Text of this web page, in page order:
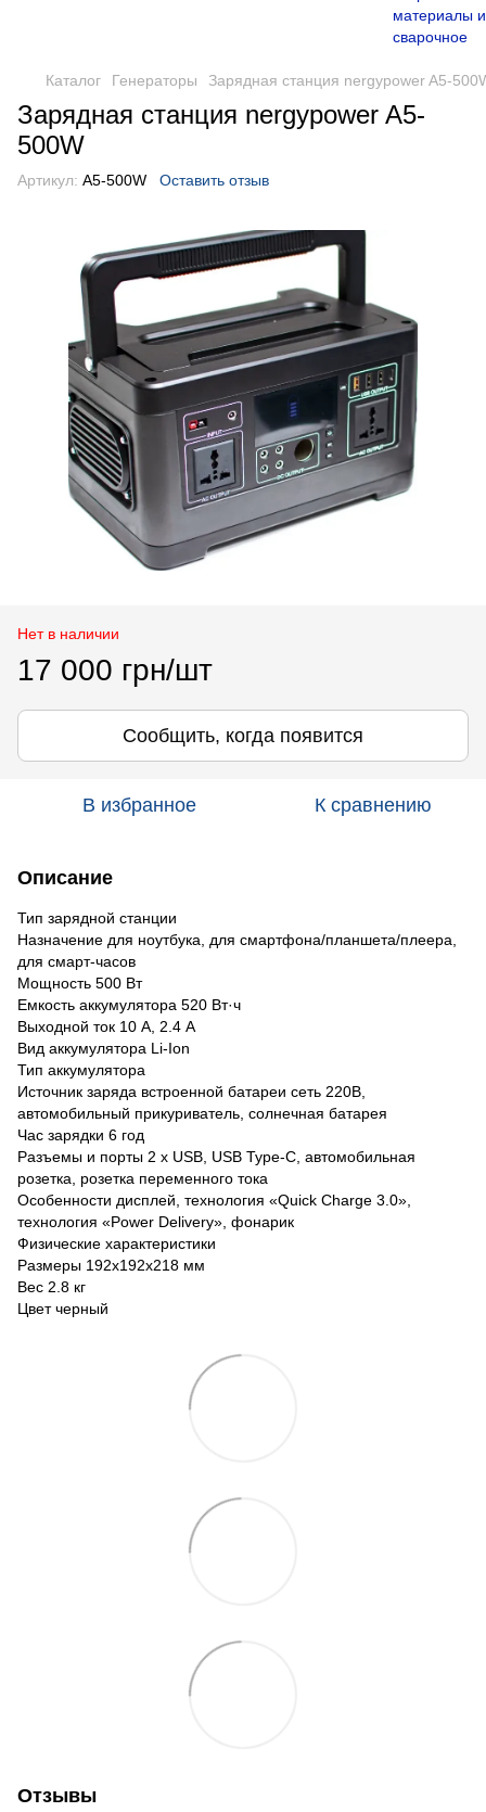
Каталог Генераторы Зарядная станция nergypower A5-
Зарядная станция nergypower A5-
500W
Артикул: A5-500W Оставить отзыв
Нет в наличии
17 000 грн/шт
Сообщить, когда появится
В избранное К сравнению
Описание
Тип зарядной станции
Назначение для ноутбука, для смартфона/планшета/плеера,
для смарт-часов
Мощность 500 Вт
Емкость аккумулятора 520 Вт·ч
Выходной ток 10 А, 2.4 А
Вид аккумулятора Li-Ion
Тип аккумулятора
Источник заряда встроенной батареи сеть 220В,
автомобильный прикуриватель, солнечная батарея
Час зарядки 6 год
Разъемы и порты 2 x USB, USB Type-C, автомобильная
розетка, розетка переменного тока
Особенности дисплей, технология «Quick Charge 3.0»,
технология «Power Delivery», фонарик
Физические характеристики
Размеры 192x192x218 мм
Вес 2.8 кг
Цвет черный
Отзывы